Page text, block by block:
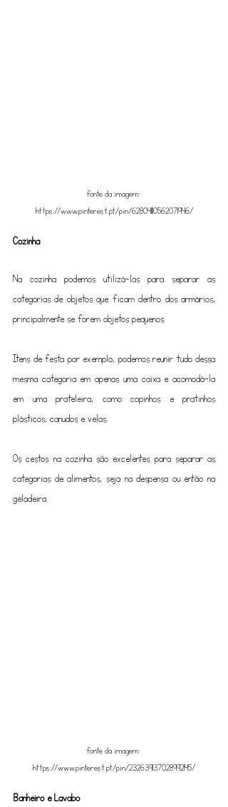
fonte da imagem:
https://www.pinterest.pt/pin/628041110562071946/
Cozinha
Na cozinha podemos utilizá-las para separar as
categorias de objetos que ficam dentro dos armários,
principalmente se forem objetos pequenos.
Itens de festa por exemplo, podemos reunir tudo dessa
mesma categoria em apenas uma caixa e acomodá-la
em uma prateleira, como copinhos e pratinhos
plásticos, canudos e velas.
Os cestos na cozinha são excelentes para separar as
categorias de alimentos, seja na despensa ou então na
geladeira.
fonte da imagem:
https://www.pinterest.pt/pin/232639137028992145/
Banheiro e Lavabo